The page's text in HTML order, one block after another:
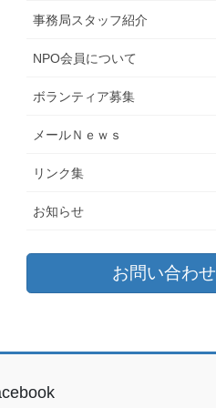
事務局スタッフ紹介
NPO会員について
ボランティア募集
メールＮｅｗｓ
リンク集
お知らせ
お問い合わせ